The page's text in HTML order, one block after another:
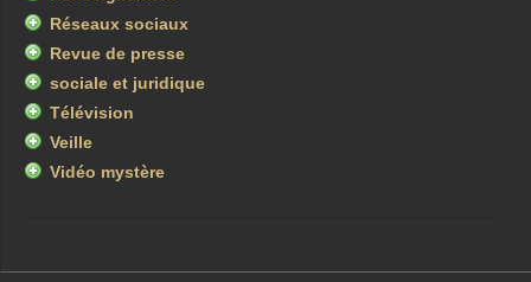
Réseaux sociaux
Revue de presse
sociale et juridique
Télévision
Veille
Vidéo mystère